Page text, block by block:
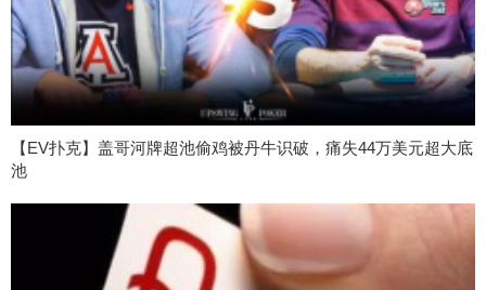
【EV扑克】盖哥河牌超池偷鸡被丹牛识破，痛失44万美元超大底
池